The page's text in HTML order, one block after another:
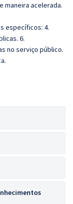
maneira acelerada.
específicos: 4.
6.
no serviço público.